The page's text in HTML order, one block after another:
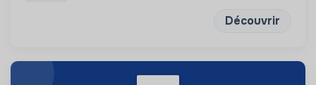
Découvrir